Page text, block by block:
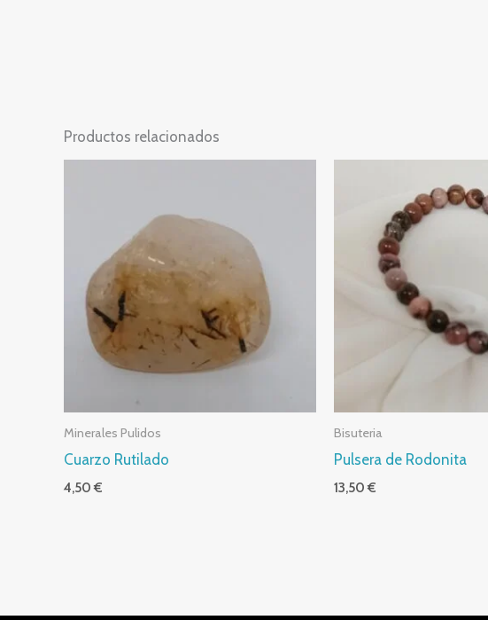
Productos relacionados
Minerales Pulidos
Cuarzo Rutilado
4,50€
Bisuteria
Pulsera de Rodonita
13,50€